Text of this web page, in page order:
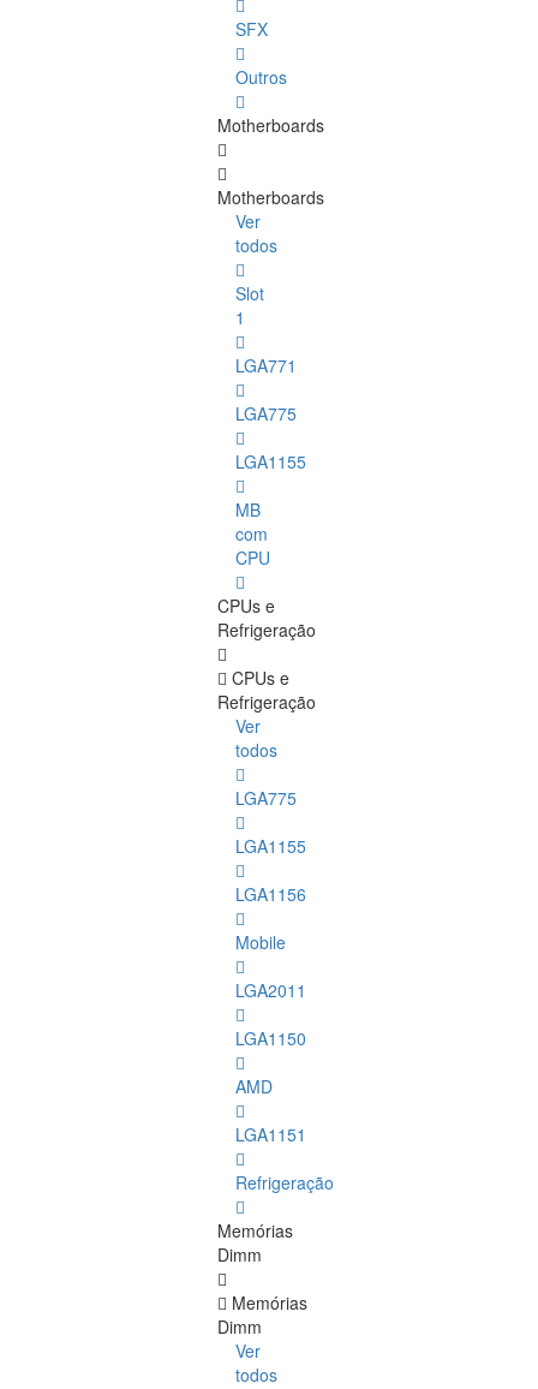
SFX
Outros
Motherboards
Motherboards
Ver
todos
Slot
1
LGA771
LGA775
LGA1155
MB
com
CPU
CPUs e
Refrigeração
CPUs e
Refrigeração
Ver
todos
LGA775
LGA1155
LGA1156
Mobile
LGA2011
LGA1150
AMD
LGA1151
Refrigeração
Memórias
Dimm
Memórias
Dimm
Ver
todos